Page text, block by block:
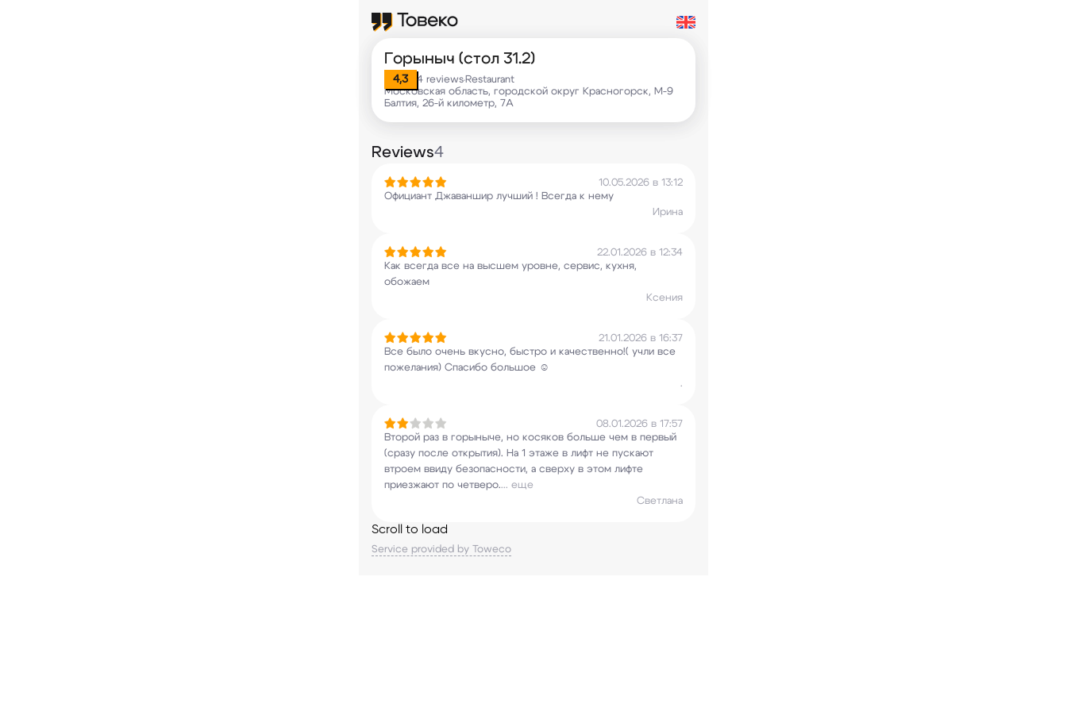
Горыныч (стол 31.2)
4,3 4 reviews•Restaurant
Московская область, городской округ Красногорск, М-9
Балтия, 26-й километр, 7А
Reviews4
10.05.2026 в 13:12
Официант Джаваншир лучший ! Всегда к нему
Ирина
22.01.2026 в 12:34
Как всегда все на высшем уровне, сервис, кухня,
обожаем
Ксения
21.01.2026 в 16:37
Все было очень вкусно, быстро и качественно!( учли все
пожелания) Спасибо большое ☺️
.
08.01.2026 в 17:57
Второй раз в горыныче, но косяков больше чем в первый
(сразу после открытия). На 1 этаже в лифт не пускают
втроем ввиду безопасности, а сверху в этом лифте
приезжают по четверо.... еще
Светлана
Scroll to load
Service provided by Toweco